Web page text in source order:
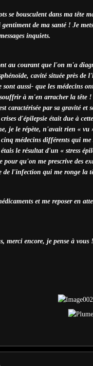
se bousculent dans ma tête
gentiment de ma santé ! Je
inquiets.
au courant que l'on m'a
cavité située près de
sont aussi- que les médecins
à m'en arracher la tête
caractérisée par sa gravité et
d'épilepsie était due à
je le répète, n'avait rien «
médecins différents qui
étais le résultat d'un « stress
pour qu'on me prescrive des
de l'infection qui me ronge la
et me reposer en
merci encore, je pense à vous !